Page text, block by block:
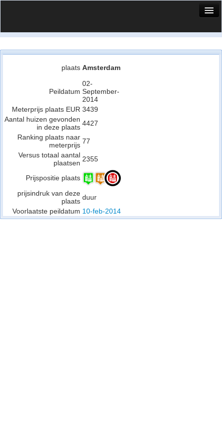
Vergelijk prijsposities - wijk
Privacy beleid
Cookie beleid
plaats Amsterdam
Peildatum
02-
September-
2014
Meterprijs plaats EUR 3439
Aantal huizen gevonden
in deze plaats 4427
Ranking plaats naar
meterprijs 77
Versus totaal aantal
plaatsen 2355
Prijspositie plaats
prijsindruk van deze
plaats duur
Voorlaatste peildatum 10-feb-2014